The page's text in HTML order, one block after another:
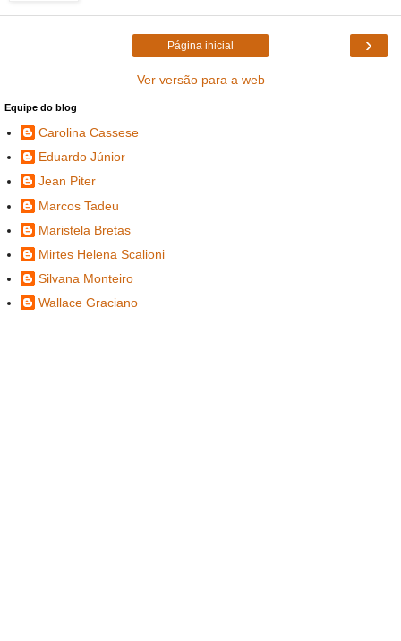
›
Página inicial
Ver versão para a web
Equipe do blog
Carolina Cassese
Eduardo Júnior
Jean Piter
Marcos Tadeu
Maristela Bretas
Mirtes Helena Scalioni
Silvana Monteiro
Wallace Graciano